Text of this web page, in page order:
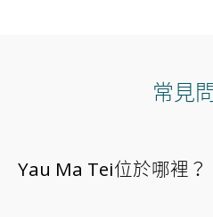
常見
Yau Ma Tei位於哪裡？